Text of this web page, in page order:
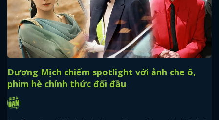
Dương Mịch chiếm spotlight với ảnh che ô,
phim hè chính thức đối đầu